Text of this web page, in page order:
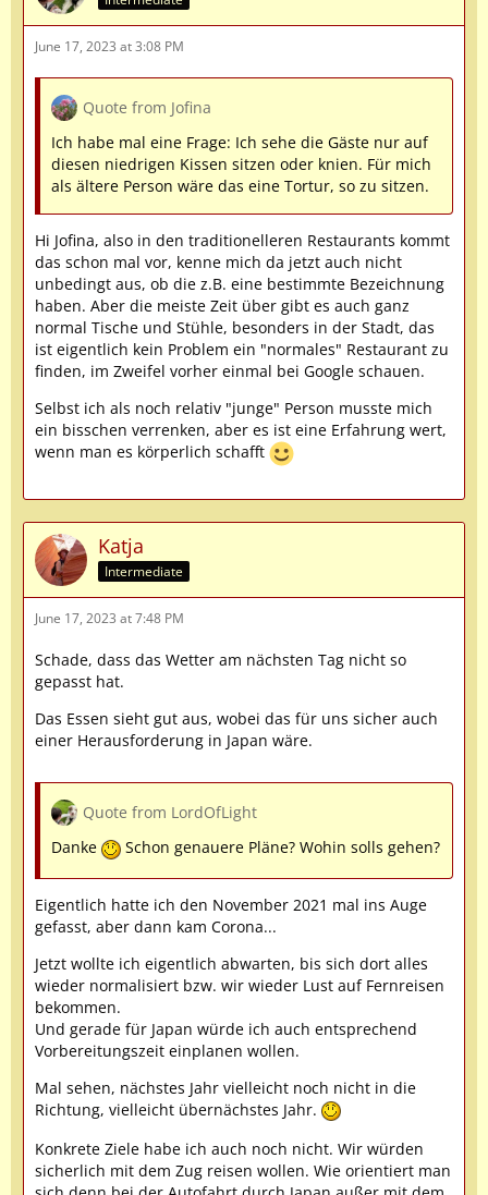
June 17, 2023 at 3:08 PM
Quote from Jofina
Ich habe mal eine Frage: Ich sehe die Gäste nur auf
diesen niedrigen Kissen sitzen oder knien. Für mich
als ältere Person wäre das eine Tortur, so zu sitzen.
Hi Jofina, also in den traditionelleren Restaurants kommt
das schon mal vor, kenne mich da jetzt auch nicht
unbedingt aus, ob die z.B. eine bestimmte Bezeichnung
haben. Aber die meiste Zeit über gibt es auch ganz
normal Tische und Stühle, besonders in der Stadt, das
ist eigentlich kein Problem ein "normales" Restaurant zu
finden, im Zweifel vorher einmal bei Google schauen.
Selbst ich als noch relativ "junge" Person musste mich
ein bisschen verrenken, aber es ist eine Erfahrung wert,
wenn man es körperlich schafft
Katja
Intermediate
June 17, 2023 at 7:48 PM
Schade, dass das Wetter am nächsten Tag nicht so
gepasst hat.
Das Essen sieht gut aus, wobei das für uns sicher auch
einer Herausforderung in Japan wäre.
Quote from LordOfLight
Danke
Schon genauere Pläne? Wohin solls gehen?
Eigentlich hatte ich den November 2021 mal ins Auge
gefasst, aber dann kam Corona...
Jetzt wollte ich eigentlich abwarten, bis sich dort alles
wieder normalisiert bzw. wir wieder Lust auf Fernreisen
bekommen.
Und gerade für Japan würde ich auch entsprechend
Vorbereitungszeit einplanen wollen.
Mal sehen, nächstes Jahr vielleicht noch nicht in die
Richtung, vielleicht übernächstes Jahr.
Konkrete Ziele habe ich auch noch nicht. Wir würden
sicherlich mit dem Zug reisen wollen. Wie orientiert man